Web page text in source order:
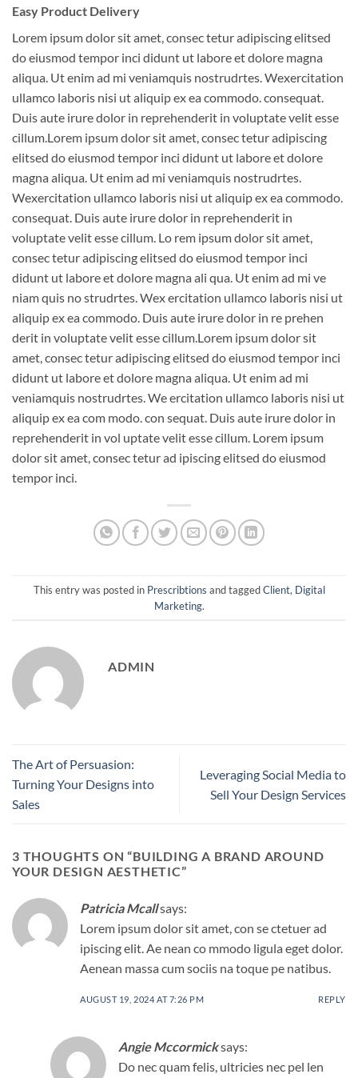
Easy Product Delivery
Lorem ipsum dolor sit amet, consec tetur adipiscing elitsed
do eiusmod tempor inci didunt ut labore et dolore magna
aliqua. Ut enim ad mi veniamquis nostrudrtes. Wexercitation
ullamco laboris nisi ut aliquip ex ea commodo. consequat.
Duis aute irure dolor in reprehenderit in voluptate velit esse
cillum.Lorem ipsum dolor sit amet, consec tetur adipiscing
elitsed do eiusmod tempor inci didunt ut labore et dolore
magna aliqua. Ut enim ad mi veniamquis nostrudrtes.
Wexercitation ullamco laboris nisi ut aliquip ex ea commodo.
consequat. Duis aute irure dolor in reprehenderit in
voluptate velit esse cillum. Lo rem ipsum dolor sit amet,
consec tetur adipiscing elitsed do eiusmod tempor inci
didunt ut labore et dolore magna ali qua. Ut enim ad mi ve
niam quis no strudrtes. Wex ercitation ullamco laboris nisi ut
aliquip ex ea commodo. Duis aute irure dolor in re prehen
derit in voluptate velit esse cillum.Lorem ipsum dolor sit
amet, consec tetur adipiscing elitsed do eiusmod tempor inci
didunt ut labore et dolore magna aliqua. Ut enim ad mi
veniamquis nostrudrtes. We ercitation ullamco laboris nisi ut
aliquip ex ea com modo. con sequat. Duis aute irure dolor in
reprehenderit in vol uptate velit esse cillum. Lorem ipsum
dolor sit amet, consec tetur ad ipiscing elitsed do eiusmod
tempor inci.
This entry was posted in Prescribtions and taggedClient, Digital
Marketing.
ADMIN
The Art of Persuasion:
Turning Your Designs into
Sales
Leveraging Social Media to
Sell Your Design Services
3 THOUGHTS ON “BUILDING A BRAND AROUND
YOUR DESIGN AESTHETIC”
Patricia Mcallsays:
Lorem ipsum dolor sit amet, con se ctetuer ad
ipiscing elit. Ae nean co mmodo ligula eget dolor.
Aenean massa cum sociis na toque pe natibus.
AUGUST 19, 2024 AT 7:26 PM REPLY
Angie Mccormicksays:
Do nec quam felis, ultricies nec pel len